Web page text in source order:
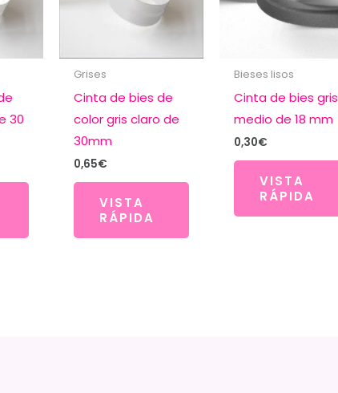
30
Grises
Cinta de bies de
color gris claro de
30mm
0,65€
VISTA
RÁPIDA
Bieses lisos
Cinta de bies gris
medio de 18 mm
0,30€
VISTA
RÁPIDA